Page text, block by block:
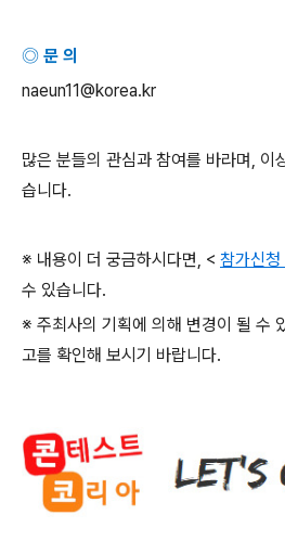
◎ 문 의
naeun11@korea.kr
많은 분들의 관심과 참여를 바라며, 이
습니다.
※ 내용이 더 궁금하시다면, < 참가신청
수 있습니다.
※ 주최사의 기획에 의해 변경이 될 수
고를 확인해 보시기 바랍니다.